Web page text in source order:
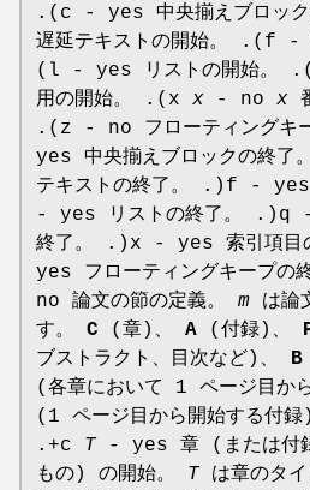
.(c - yes 中央揃えブロッ
遅延テキストの開始。 .(f -
(l - yes リストの開始。
用の開始。 .(x x - no x
.(z - no フローティングキ
yes 中央揃えブロックの終
テキストの終了。 .)f -
- yes リストの終了。 .)q
終了。 .)x - yes 索引項
yes フローティングキープの
no 論文の節の定義。 m は論
す。 C (章)、 A (付録)、
ブストラクト、目次など)、 B
(各章において 1 ページ目か
(1 ページ目から開始する付録
.+c T- yes 章 (または付
もの) の開始。 Tは章のタ